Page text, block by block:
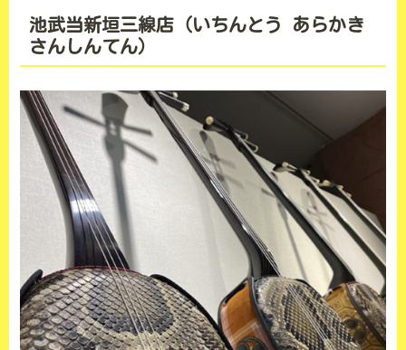
池武当新垣三線店（いちんとう あらかき
さんしんてん）